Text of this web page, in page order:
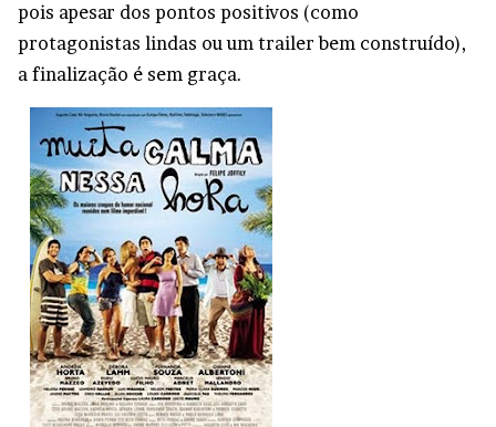
pois apesar dos pontos positivos (como
protagonistas lindas ou um trailer bem construído),
a finalização é sem graça.